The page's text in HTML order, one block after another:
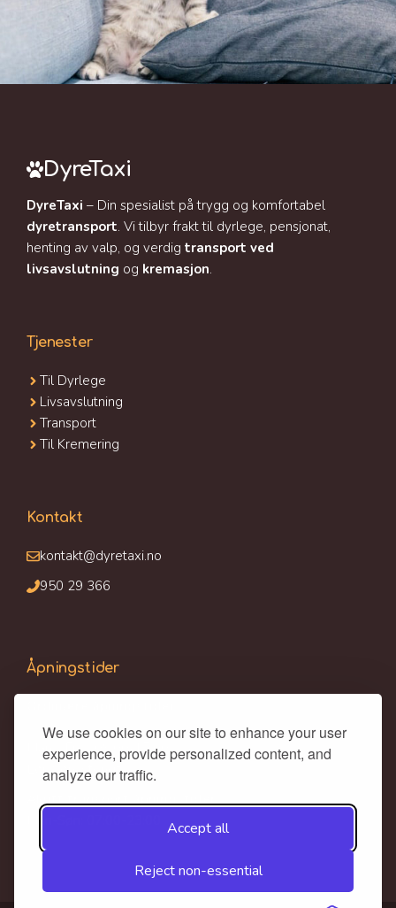
We use cookies on our site to enhance your user
experience, provide personalized content, and
analyze our traffic.
Accept all
Reject non-essential
DyreTaxi
DyreTaxi – Din spesialist på trygg og komfortabel
dyretransport. Vi tilbyr frakt til dyrlege, pensjonat,
henting av valp, og verdig transport ved
livsavslutning og kremasjon.
Tjenester
Til Dyrlege
Livsavslutning
Transport
Til Kremering
Kontakt
kontakt@dyretaxi.no
950 29 366
Åpningstider
Man - Fre : 09:00-17:00
Lør-Søn: stengt